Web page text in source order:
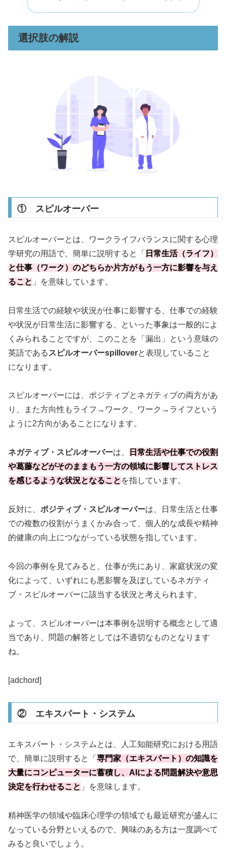
選択肢の解説
① スピルオーバー
スピルオーバーとは、ワークライフバランスに関する心理
学研究の用語で、簡単に説明すると「 日常生活（ライフ）
と仕事（ワーク）のどちらか片方がもう一方に影響を与え
ること 」を意味しています。
日常生活での経験や状況が仕事に影響する、仕事での経験
や状況が日常生活に影響する、といった事象は一般的によ
くみられることですが、このことを「漏出」という意味の
英語である スピルオーバーspilloverと表現していること
になります。
スピルオーバーには、ポジティブとネガティブの両方があ
り、また方向性もライフ→ワーク、ワーク→ライフという
ように2方向があることになります。
ネガティブ・スピルオーバーは、
日常生活や仕事での役割
や葛藤などがそのままもう一方の領域に影響してストレス
を感じるような状況となること を指しています。
反対に、 ポジティブ・スピルオーバーは、日常生活と仕事
での複数の役割がうまくかみ合って、個人的な成長や精神
的健康の向上につながっている状態を指しています。
今回の事例を見てみると、仕事が先にあり、家庭状況の変
化によって、いずれにも悪影響を及ぼしているネガティ
ブ・スピルオーバーに該当する状況と考えられます。
よって、スピルオーバーは本事例を説明する概念として適
当であり、問題の解答としては不適切なものとなります
ね。
[adchord]
② エキスパート・システム
エキスパート・システムとは、人工知能研究における用語
で、簡単に説明すると「 専門家（エキスパート）の知識を
大量にコンピューターに蓄積し、AIによる問題解決や意思
決定を行わせること 」を意味します。
精神医学の領域や臨床心理学の領域でも最近研究が盛んに
なっている分野といえるので、興味のある方は一度調べて
みると良いでしょう。